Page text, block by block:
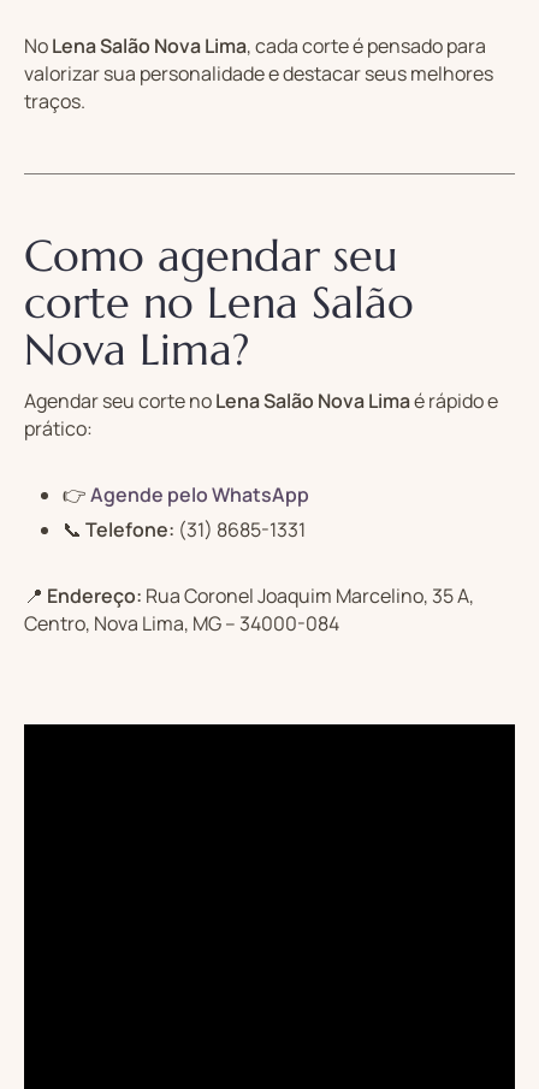
NoLena Salão Nova Lima, cada corte é pensado para
valorizar sua personalidade e destacar seus melhores
traços.
Como agendar seu
corte no Lena Salão
Nova Lima?
Agendar seu corte noLena Salão Nova Limaé rápido e
prático:
👉Agende pelo WhatsApp
📞 Telefone: (31) 8685-1331
📍 Endereço: Rua Coronel Joaquim Marcelino, 35 A,
Centro, Nova Lima, MG – 34000-084